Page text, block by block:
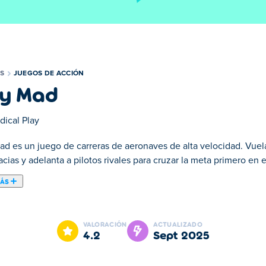
JUEGOS DE ACCIÓN
Mad
Play
es un juego de carreras de aeronaves de alta velocidad.
y adelanta a pilotos rivales para cruzar la meta primero en
avión de combate rodeado de desierto para poder correr
y competir durante el juego, así que si estás perdiendo la
aviones para desbloquear. ¿Podrás convertirte en el piloto
VALORACIÓN
4.2
ACTUALIZADO
sept 2025